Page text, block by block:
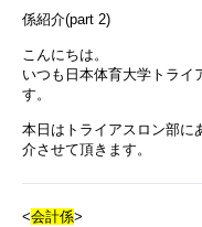
係紹介(part 2)
こんにちは。
いつも日本体育大学トライ
す。
本日はトライアスロン部に
介させて頂きます。
<会計係>